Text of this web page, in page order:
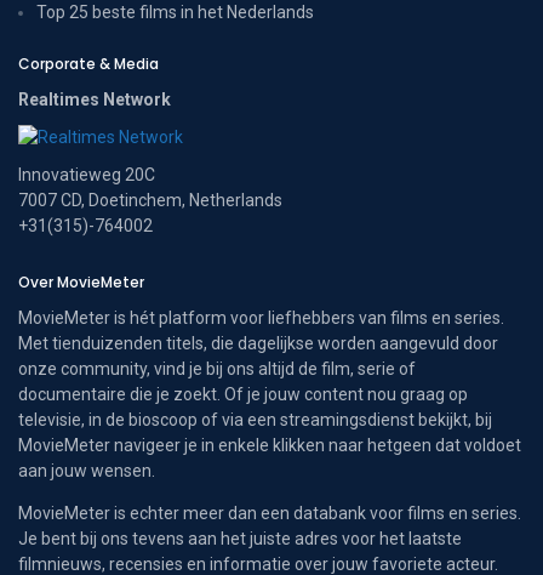
Top 25 beste films in het Nederlands
Corporate & Media
Realtimes Network
Innovatieweg 20C
7007 CD, Doetinchem, Netherlands
+31(315)-764002
Over MovieMeter
MovieMeter is hét platform voor liefhebbers van films en series.
Met tienduizenden titels, die dagelijkse worden aangevuld door
onze community, vind je bij ons altijd de film, serie of
documentaire die je zoekt. Of je jouw content nou graag op
televisie, in de bioscoop of via een streamingsdienst bekijkt, bij
MovieMeter navigeer je in enkele klikken naar hetgeen dat voldoet
aan jouw wensen.
MovieMeter is echter meer dan een databank voor films en series.
Je bent bij ons tevens aan het juiste adres voor het laatste
filmnieuws, recensies en informatie over jouw favoriete acteur.